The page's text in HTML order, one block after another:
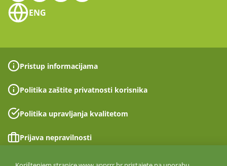
ENG
Pristup informacijama
Politika zaštite privatnosti korisnika
Politika upravljanja kvalitetom
Prijava nepravilnosti
Izjava o pristupačnosti